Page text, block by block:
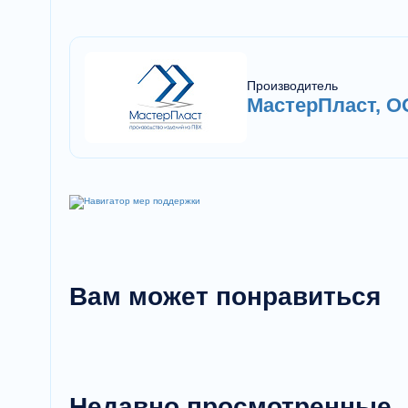
Производитель
МастерПласт,
Вам может понравиться